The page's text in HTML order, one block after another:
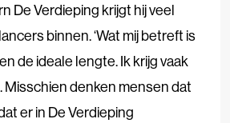
De Verdieping krijgt hij veel
binnen. ‘Wat mij betreft is
de ideale lengte. Ik krijg vaak
Misschien denken mensen dat
er in De Verdieping